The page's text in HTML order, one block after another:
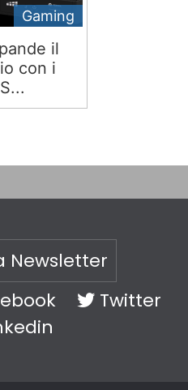
Gaming
il
con i
Newsletter
Twitter